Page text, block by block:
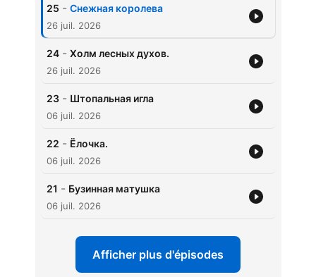
25 - Снежная королева
26 juil. 2026
24 - Холм лесных духов.
26 juil. 2026
23 - Штопальная игла
06 juil. 2026
22 - Ёлочка.
06 juil. 2026
21 - Бузинная матушка
06 juil. 2026
Afficher plus d'épisodes